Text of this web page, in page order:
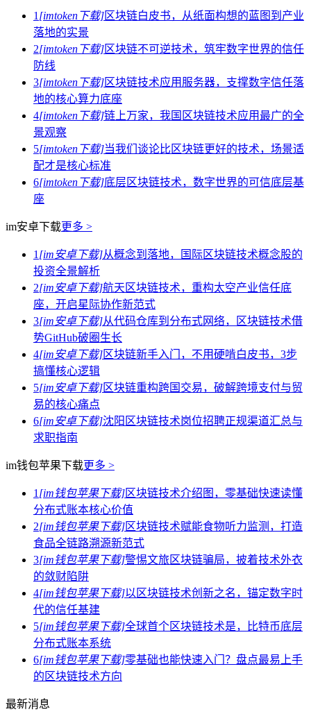
1 [imtoken下载]区块链白皮书，从纸面构想的蓝图到产业
落地的实景
2[imtoken下载]区块链不可逆技术，筑牢数字世界的信任
防线
3[imtoken下载]区块链技术应用服务器，支撑数字信任落
地的核心算力底座
4[imtoken下载]链上万家，我国区块链技术应用最广的全
景观察
5[imtoken下载]当我们谈论比区块链更好的技术，场景适
配才是核心标准
6[imtoken下载]底层区块链技术，数字世界的可信底层基
座
im安卓下载更多 >
1 [im安卓下载]从概念到落地，国际区块链技术概念股的
投资全景解析
2[im安卓下载]航天区块链技术，重构太空产业信任底
座，开启星际协作新范式
3[im安卓下载]从代码仓库到分布式网络，区块链技术借
势GitHub破圈生长
4[im安卓下载]区块链新手入门，不用硬啃白皮书，3步
搞懂核心逻辑
5[im安卓下载]区块链重构跨国交易，破解跨境支付与贸
易的核心痛点
6[im安卓下载]沈阳区块链技术岗位招聘正规渠道汇总与
求职指南
im钱包苹果下载更多 >
1 [im钱包苹果下载]区块链技术介绍图，零基础快速读懂
分布式账本核心价值
2[im钱包苹果下载]区块链技术赋能食物听力监测，打造
食品全链路溯源新范式
3[im钱包苹果下载]警惕文旅区块链骗局，披着技术外衣
的敛财陷阱
4[im钱包苹果下载]以区块链技术创新之名，锚定数字时
代的信任基建
5[im钱包苹果下载]全球首个区块链技术是，比特币底层
分布式账本系统
6[im钱包苹果下载]零基础也能快速入门？盘点最易上手
的区块链技术方向
最新消息